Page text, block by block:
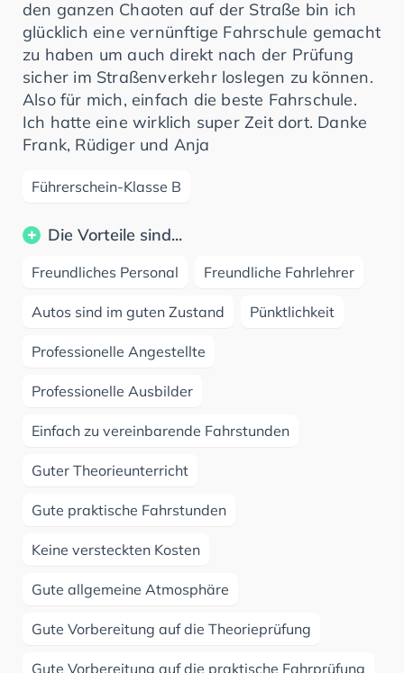
den ganzen Chaoten auf der Straße bin ich
glücklich eine vernünftige Fahrschule gemacht
zu haben um auch direkt nach der Prüfung
sicher im Straßenverkehr loslegen zu können.
Also für mich, einfach die beste Fahrschule.
Ich hatte eine wirklich super Zeit dort. Danke
Frank, Rüdiger und Anja
Führerschein-Klasse B
Die Vorteile sind...
Freundliches Personal Freundliche Fahrlehrer
Autos sind im guten Zustand Pünktlichkeit
Professionelle Angestellte
Professionelle Ausbilder
Einfach zu vereinbarende Fahrstunden
Guter Theorieunterricht
Gute praktische Fahrstunden
Keine versteckten Kosten
Gute allgemeine Atmosphäre
Gute Vorbereitung auf die Theorieprüfung
Gute Vorbereitung auf die praktische Fahrprüfung